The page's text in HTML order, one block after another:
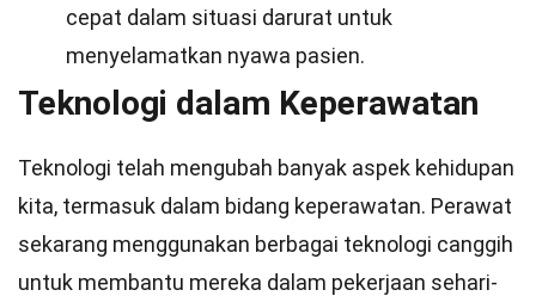
cepat dalam situasi darurat untuk
menyelamatkan nyawa pasien.
Teknologi dalam Keperawatan
Teknologi telah mengubah banyak aspek kehidupan
kita, termasuk dalam bidang keperawatan. Perawat
sekarang menggunakan berbagai teknologi canggih
untuk membantu mereka dalam pekerjaan sehari-